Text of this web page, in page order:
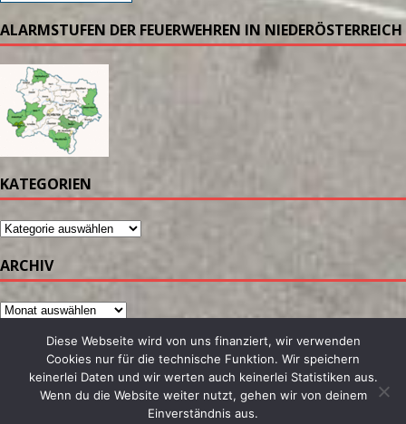
ALARMSTUFEN DER FEUERWEHREN IN NIEDERÖSTERREICH
KATEGORIEN
ARCHIV
Diese Webseite wird von uns finanziert, wir verwenden
Cookies nur für die technische Funktion. Wir speichern
keinerlei Daten und wir werten auch keinerlei Statistiken aus.
Wenn du die Website weiter nutzt, gehen wir von deinem
Einverständnis aus.